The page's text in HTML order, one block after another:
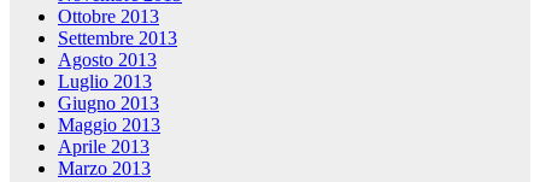
Ottobre 2013
Settembre 2013
Agosto 2013
Luglio 2013
Giugno 2013
Maggio 2013
Aprile 2013
Marzo 2013